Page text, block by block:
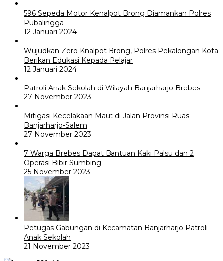
596 Sepeda Motor Kenalpot Brong Diamankan Polres
Pubalingga
12 Januari 2024
Wujudkan Zero Knalpot Brong, Polres Pekalongan Kota
Berikan Edukasi Kepada Pelajar
12 Januari 2024
Patroli Anak Sekolah di Wilayah Banjarharjo Brebes
27 November 2023
Mitigasi Kecelakaan Maut di Jalan Provinsi Ruas
Banjarharjo-Salem
27 November 2023
7 Warga Brebes Dapat Bantuan Kaki Palsu dan 2
Operasi Bibir Sumbing
25 November 2023
Petugas Gabungan di Kecamatan Banjarharjo Patroli
Anak Sekolah
21 November 2023